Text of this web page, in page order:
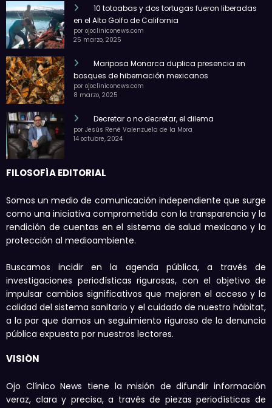
10 totoabas y dos tortugas fueron liberadas
en el Alto Golfo de California
por ojocliniconews.com
25 marzo, 2025
Mariposa Monarca duplica presencia en
bosques de hibernación mexicanos
por ojocliniconews.com
8 marzo, 2025
Decretar o no decretar, el dilema
por Jesús René Valenzuela de la Mora
14 octubre, 2024
FILOSOFÍA EDITORIAL
Somos un medio de comunicación independiente que surge
como una iniciativa comprometida con la transparencia y la
rendición de cuentas en el sistema de salud mexicano y la
protección al medioambiente.
Buscamos incidir en la agenda pública, a través de
investigaciones periodísticas rigurosas, con el objetivo de
impulsar cambios significativos que mejoren el acceso y la
calidad del sistema sanitario y el cuidado de nuestro hábitat,
a la par que damos un seguimiento riguroso de la denuncia
pública expuesta por nuestros lectores.
VISIÓN
Ojo Clínico News tiene la misión de difundir información
veraz, clara y precisa, a través de piezas periodísticas de